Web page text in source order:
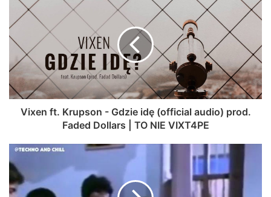
Vixen ft. Krupson - Gdzie idę (official audio) prod.
Faded Dollars | TO NIE VIXT4PE